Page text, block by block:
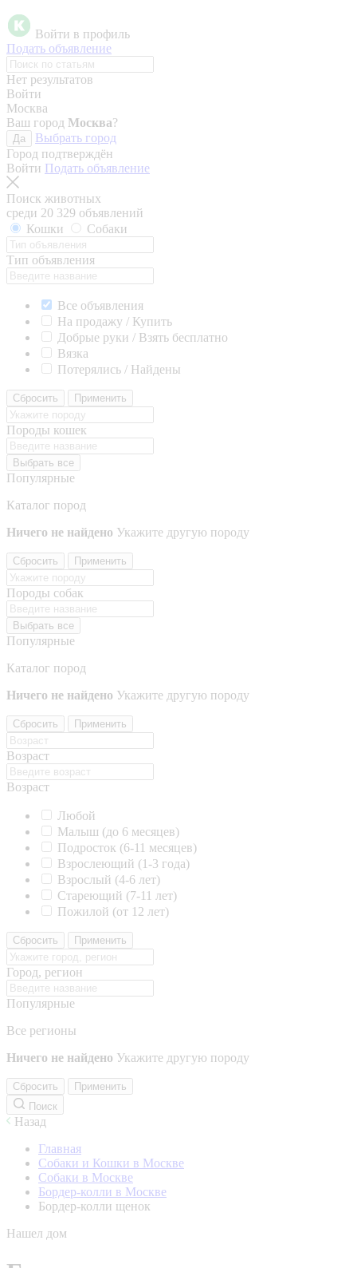
Войти в профиль
Подать объявление
Нет результатов
Войти
Москва
Ваш город Москва?
Да
Выбрать город
Город подтверждён
Войти Подать объявление
Поиск животных
среди 20 329 объявлений
Кошки
Собаки
Тип объявления
Все объявления
На продажу / Купить
Добрые руки / Взять бесплатно
Вязка
Потерялись / Найдены
Сбросить Применить
Породы кошек
Выбрать все
Популярные
Каталог пород
Ничего не найдено Укажите другую породу
Сбросить Применить
Породы собак
Выбрать все
Популярные
Каталог пород
Ничего не найдено Укажите другую породу
Сбросить Применить
Возраст
Возраст
Любой
Малыш (до 6 месяцев)
Подросток (6-11 месяцев)
Взрослеющий (1-3 года)
Взрослый (4-6 лет)
Стареющий (7-11 лет)
Пожилой (от 12 лет)
Сбросить Применить
Город, регион
Популярные
Все регионы
Ничего не найдено Укажите другую породу
Сбросить
Применить
Поиск
Назад
Главная
Собаки и Кошки в Москве
Собаки в Москве
Бордер-колли в Москве
Бордер-колли щенок
Нашел дом